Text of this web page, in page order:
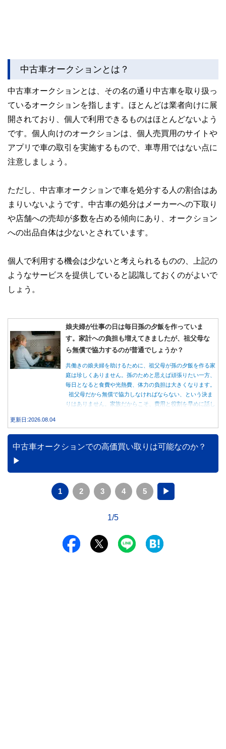
中古車オークションとは？
中古車オークションとは、その名の通り中古車を取り扱っ
ているオークションを指します。ほとんどは業者向けに展
開されており、個人で利用できるものはほとんどないよう
です。個人向けのオークションは、個人売買用のサイトや
アプリで車の取引を実施するもので、車専用ではない点に
注意しましょう。
ただし、中古車オークションで車を処分する人の割合はあ
まりいないようです。中古車の処分はメーカーへの下取り
や店舗への売却が多数を占める傾向にあり、オークション
への出品自体は少ないとされています。
個人で利用する機会は少ないと考えられるものの、上記の
ようなサービスを提供していると認識しておくのがよいで
しょう。
娘夫婦が仕事の日は毎日孫の夕飯を作っていま
す。家計への負担も増えてきましたが、祖父母な
ら無償で協力するのが普通でしょうか？
共働きの娘夫婦を助けるために、祖父母が孫の夕飯を作る家
庭は珍しくありません。孫のためと思えば頑張りたい一方、
毎日となると食費や光熱費、体力の負担は大きくなります。
祖父母だから無償で協力しなければならない、という決ま
りはありません。家族だからこそ、費用と役割を早めに話し
更新日:2026.08.04
中古車オークションでの高価買い取りは可能なのか？
1 2 3 4 5 ▶
1/5